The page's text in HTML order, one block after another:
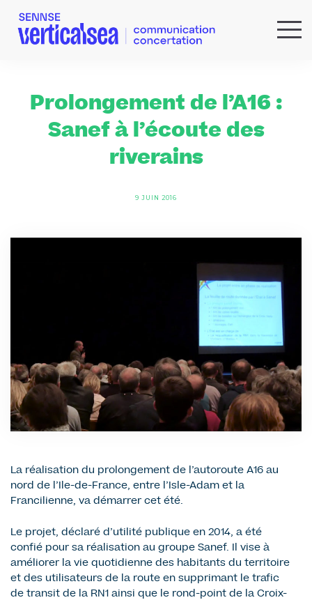
ACTUS & IDÉES
Prolongement de l’A16 :
Sanef à l’écoute des
riverains
9 JUIN 2016
La réalisation du prolongement de l’autoroute A16 au
nord de l’Ile-de-France, entre l’Isle-Adam et la
Francilienne, va démarrer cet été.
Le projet, déclaré d’utilité publique en 2014, a été
confié pour sa réalisation au groupe Sanef. Il vise à
améliorer la vie quotidienne des habitants du territoire
et des utilisateurs de la route en supprimant le trafic
de transit de la RN1 ainsi que le rond-point de la Croix-